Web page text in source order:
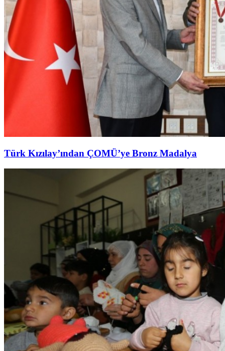
Türk Kızılay’ından ÇOMÜ’ye Bronz Madalya